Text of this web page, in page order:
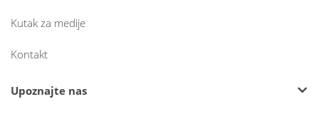
Kutak za medije
Kontakt
Upoznajte nas